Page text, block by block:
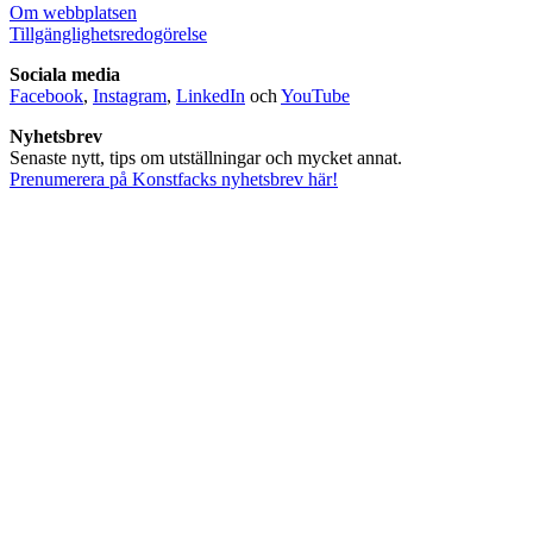
Om webbplatsen
Tillgänglighetsredogörelse
Sociala media
Facebook, Instagram, LinkedIn och YouTube
Nyhetsbrev
Senaste nytt, tips om utställningar och mycket annat.
Prenumerera på Konstfacks nyhetsbrev här!